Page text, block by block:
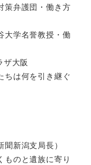
策弁護団・働き方
学名誉教授・働
大阪
ちは何を引き継ぐ
新潟支局長）
のと遺族に寄り